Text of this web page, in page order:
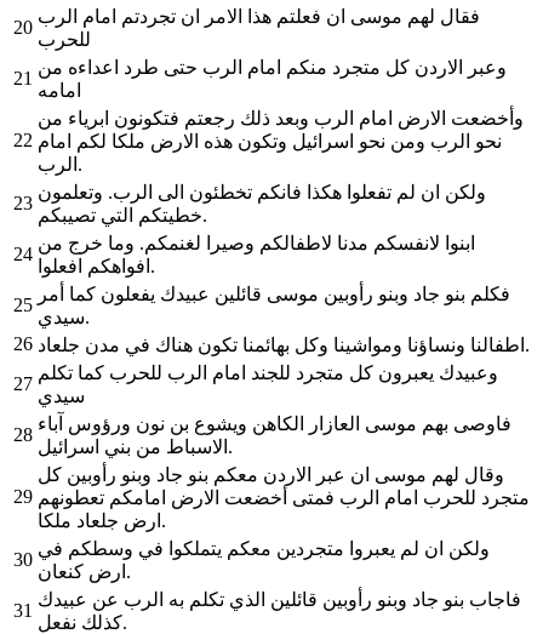
20
فقال لهم موسى ان فعلتم هذا الامر ان تجردتم امام الرب
للحرب
21
وعبر الاردن كل متجرد منكم امام الرب حتى طرد اعداءه من
امامه
22
وأخضعت الارض امام الرب وبعد ذلك رجعتم فتكونون ابرياء من
نحو الرب ومن نحو اسرائيل وتكون هذه الارض ملكا لكم امام
الرب.
23
ولكن ان لم تفعلوا هكذا فانكم تخطئون الى الرب. وتعلمون
خطيتكم التي تصيبكم.
24
ابنوا لانفسكم مدنا لاطفالكم وصيرا لغنمكم. وما خرج من
افواهكم افعلوا.
25
فكلم بنو جاد وبنو رأوبين موسى قائلين عبيدك يفعلون كما أمر
سيدي.
26
اطفالنا ونساؤنا ومواشينا وكل بهائمنا تكون هناك في مدن جلعاد.
27
وعبيدك يعبرون كل متجرد للجند امام الرب للحرب كما تكلم
سيدي
28
فاوصى بهم موسى العازار الكاهن ويشوع بن نون ورؤوس آباء
الاسباط من بني اسرائيل.
29
وقال لهم موسى ان عبر الاردن معكم بنو جاد وبنو رأوبين كل
متجرد للحرب امام الرب فمتى أخضعت الارض امامكم تعطونهم
ارض جلعاد ملكا.
30
ولكن ان لم يعبروا متجردين معكم يتملكوا في وسطكم في
ارض كنعان.
31
فاجاب بنو جاد وبنو رأوبين قائلين الذي تكلم به الرب عن عبيدك
كذلك نفعل.